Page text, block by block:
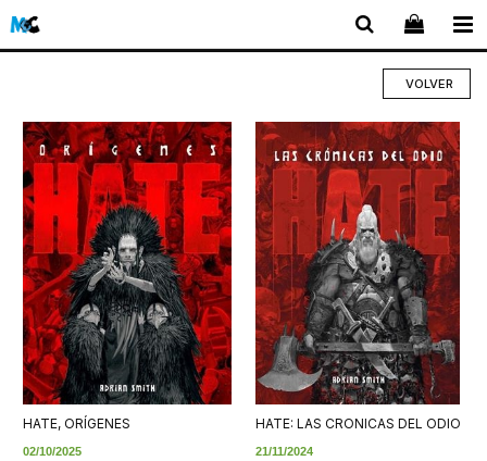
VOLVER
HATE, ORÍGENES
02/10/2025
HATE: LAS CRONICAS DEL ODIO
21/11/2024